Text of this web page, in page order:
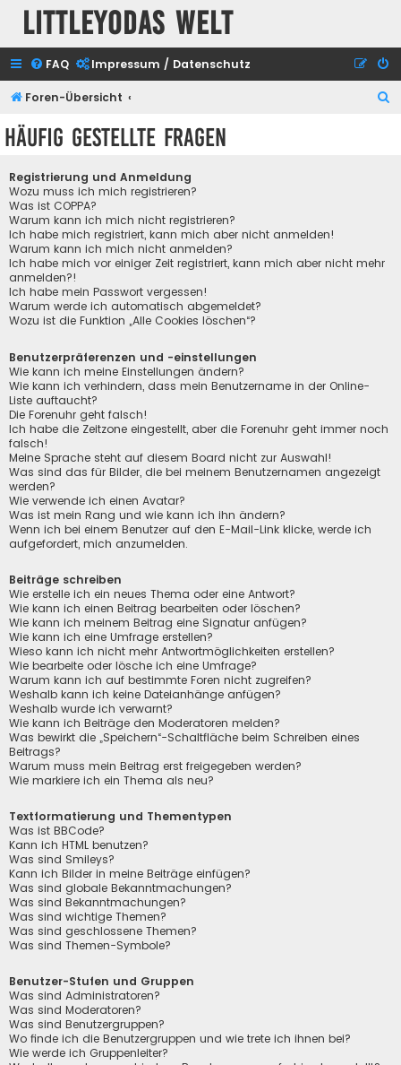
Littleyodas Welt
FAQ Impressum / Datenschutz
Foren-Übersicht
Häufig gestellte Fragen
Registrierung und Anmeldung
Wozu muss ich mich registrieren?
Was ist COPPA?
Warum kann ich mich nicht registrieren?
Ich habe mich registriert, kann mich aber nicht anmelden!
Warum kann ich mich nicht anmelden?
Ich habe mich vor einiger Zeit registriert, kann mich aber nicht mehr
anmelden?!
Ich habe mein Passwort vergessen!
Warum werde ich automatisch abgemeldet?
Wozu ist die Funktion „Alle Cookies löschen“?
Benutzerpräferenzen und -einstellungen
Wie kann ich meine Einstellungen ändern?
Wie kann ich verhindern, dass mein Benutzername in der Online-
Liste auftaucht?
Die Forenuhr geht falsch!
Ich habe die Zeitzone eingestellt, aber die Forenuhr geht immer noch
falsch!
Meine Sprache steht auf diesem Board nicht zur Auswahl!
Was sind das für Bilder, die bei meinem Benutzernamen angezeigt
werden?
Wie verwende ich einen Avatar?
Was ist mein Rang und wie kann ich ihn ändern?
Wenn ich bei einem Benutzer auf den E-Mail-Link klicke, werde ich
aufgefordert, mich anzumelden.
Beiträge schreiben
Wie erstelle ich ein neues Thema oder eine Antwort?
Wie kann ich einen Beitrag bearbeiten oder löschen?
Wie kann ich meinem Beitrag eine Signatur anfügen?
Wie kann ich eine Umfrage erstellen?
Wieso kann ich nicht mehr Antwortmöglichkeiten erstellen?
Wie bearbeite oder lösche ich eine Umfrage?
Warum kann ich auf bestimmte Foren nicht zugreifen?
Weshalb kann ich keine Dateianhänge anfügen?
Weshalb wurde ich verwarnt?
Wie kann ich Beiträge den Moderatoren melden?
Was bewirkt die „Speichern“-Schaltfläche beim Schreiben eines
Beitrags?
Warum muss mein Beitrag erst freigegeben werden?
Wie markiere ich ein Thema als neu?
Textformatierung und Thementypen
Was ist BBCode?
Kann ich HTML benutzen?
Was sind Smileys?
Kann ich Bilder in meine Beiträge einfügen?
Was sind globale Bekanntmachungen?
Was sind Bekanntmachungen?
Was sind wichtige Themen?
Was sind geschlossene Themen?
Was sind Themen-Symbole?
Benutzer-Stufen und Gruppen
Was sind Administratoren?
Was sind Moderatoren?
Was sind Benutzergruppen?
Wo finde ich die Benutzergruppen und wie trete ich ihnen bei?
Wie werde ich Gruppenleiter?